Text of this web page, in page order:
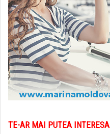
TE-AR MAI PUTEA INTERESA